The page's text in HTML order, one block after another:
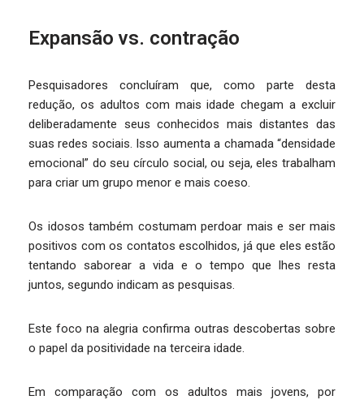
Expansão vs. contração
Pesquisadores concluíram que, como parte desta
redução, os adultos com mais idade chegam a excluir
deliberadamente seus conhecidos mais distantes das
suas redes sociais. Isso aumenta a chamada “densidade
emocional” do seu círculo social, ou seja, eles trabalham
para criar um grupo menor e mais coeso.
Os idosos também costumam perdoar mais e ser mais
positivos com os contatos escolhidos, já que eles estão
tentando saborear a vida e o tempo que lhes resta
juntos, segundo indicam as pesquisas.
Este foco na alegria confirma outras descobertas sobre
o papel da positividade na terceira idade.
Em comparação com os adultos mais jovens, por